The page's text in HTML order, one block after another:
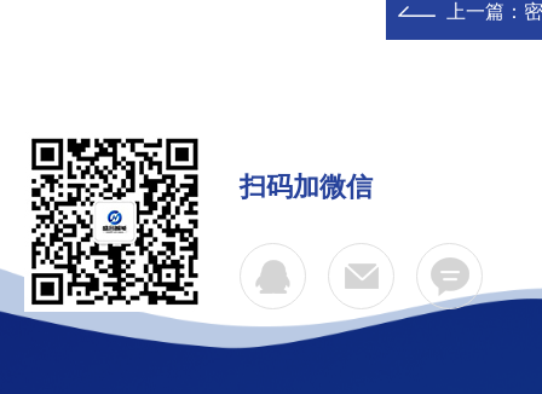
上一篇：
扫码加微信